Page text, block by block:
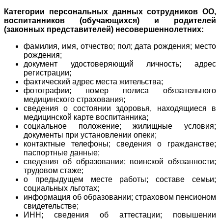
Категории персональных данных сотрудников ОО,
воспитанников (обучающихся) и родителей
(законных представителей) несовершеннолетних:
фамилия, имя, отчество; пол; дата рождения; место
рождения;
документ удостоверяющий личность; адрес
регистрации;
фактический адрес места жительства;
фотографии; номер полиса обязательного
медицинского страхования;
сведения о состоянии здоровья, находящиеся в
медицинской карте воспитанника;
социальное положение; жилищные условия;
документы при установлении опеки;
контактные телефоны; сведения о гражданстве;
паспортные данные;
сведения об образовании; воинской обязанности;
трудовом стаже;
о предыдущем месте работы; составе семьи;
социальных льготах;
информация об образовании; страховом пенсионом
свидетельстве;
ИНН; сведения об аттестации; повышении